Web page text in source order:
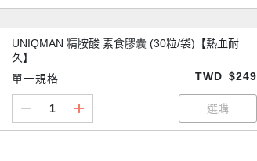
UNIQMAN 精胺酸 素食膠囊 (30粒/袋)【熱血耐
久】
單一規格
TWD $249